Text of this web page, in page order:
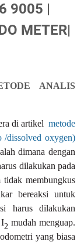
9005 |
METER|
ANALIS
di artikelmetode
/dissolved oxygen)
dimana dengan
dilakukan pada
membungkus
bereaksi untuk
harus dilakukan
I2 mudah menguap.
yang biasa